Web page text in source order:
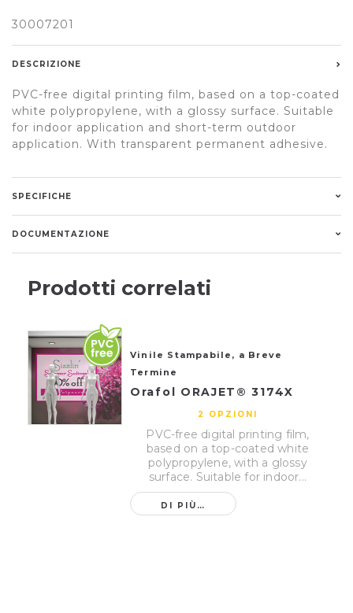
30007201
DESCRIZIONE
PVC-free digital printing film, based on a top-coated
white polypropylene, with a glossy surface. Suitable
for indoor application and short-term outdoor
application. With transparent permanent adhesive.
SPECIFICHE
DOCUMENTAZIONE
Prodotti correlati
Vinile Stampabile, a Breve
Termine
Orafol ORAJET® 3174X
2 OPZIONI
PVC-free digital printing film,
based on a top-coated white
polypropylene, with a glossy
surface. Suitable for indoor...
DI PIÙ…